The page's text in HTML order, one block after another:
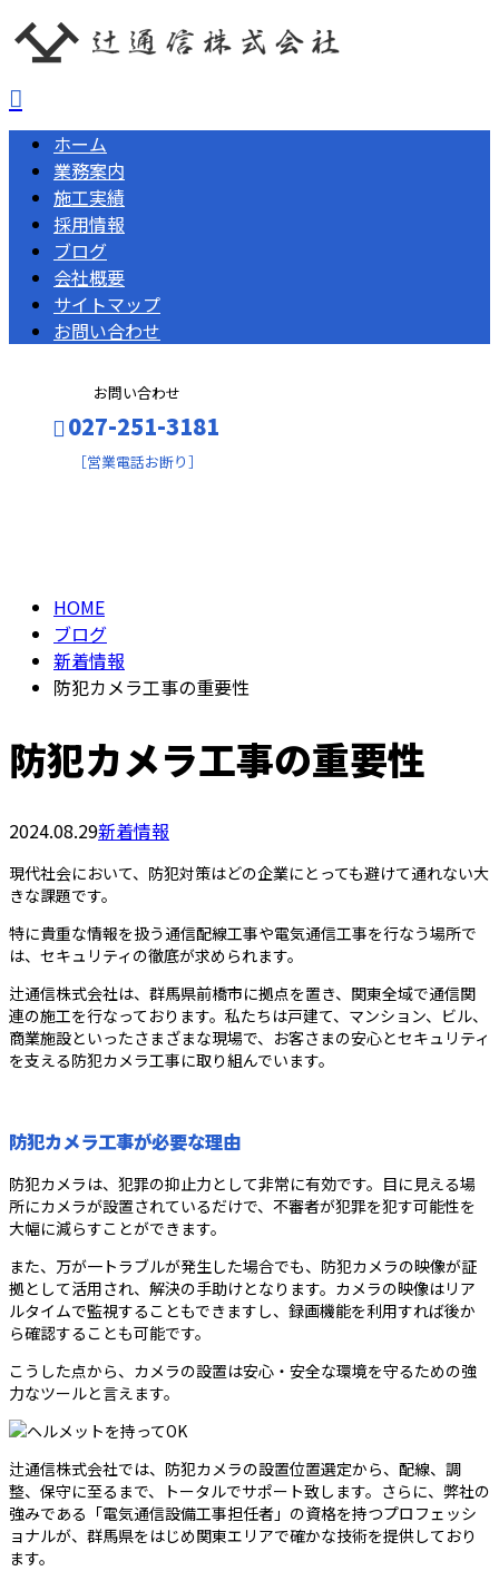
ホーム
業務案内
施工実績
採用情報
ブログ
会社概要
サイトマップ
お問い合わせ
お問い合わせ
027-251-3181
［営業電話お断り］
HOME
ブログ
新着情報
防犯カメラ工事の重要性
防犯カメラ工事の重要性
2024.08.29新着情報
現代社会において、防犯対策はどの企業にとっても避けて通れない大
きな課題です。
特に貴重な情報を扱う通信配線工事や電気通信工事を行なう場所で
は、セキュリティの徹底が求められます。
辻通信株式会社は、群馬県前橋市に拠点を置き、関東全域で通信関
連の施工を行なっております。私たちは戸建て、マンション、ビル、
商業施設といったさまざまな現場で、お客さまの安心とセキュリティ
を支える防犯カメラ工事に取り組んでいます。
防犯カメラ工事が必要な理由
防犯カメラは、犯罪の抑止力として非常に有効です。目に見える場
所にカメラが設置されているだけで、不審者が犯罪を犯す可能性を
大幅に減らすことができます。
また、万が一トラブルが発生した場合でも、防犯カメラの映像が証
拠として活用され、解決の手助けとなります。カメラの映像はリア
ルタイムで監視することもできますし、録画機能を利用すれば後か
ら確認することも可能です。
こうした点から、カメラの設置は安心・安全な環境を守るための強
力なツールと言えます。
辻通信株式会社では、防犯カメラの設置位置選定から、配線、調
整、保守に至るまで、トータルでサポート致します。さらに、弊社の
強みである「電気通信設備工事担任者」の資格を持つプロフェッシ
ョナルが、群馬県をはじめ関東エリアで確かな技術を提供しており
ます。